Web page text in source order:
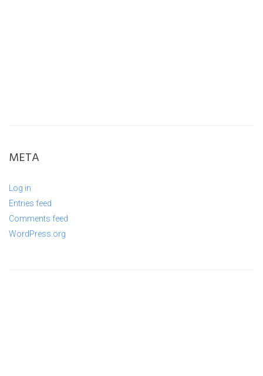
META
Log in
Entries feed
Comments feed
WordPress.org